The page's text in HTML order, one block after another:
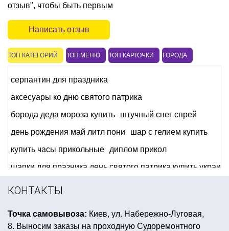
отзыв", чтобы быть первым
Написать отзыв
ТОП КАТЕГОРИЙ ТОП МЕНЮ ТОП КАРТОЧКИ ГОРОДА
серпантин для праздника
аксесуары ко дню святого патрика
борода деда мороза купить
штучный снег спрей
день рождения май литл пони
шар с гелием купить
купить часы прикольные
диплом прикол
шапки для празника день святого патрика купить
купить небесные фонарики на 8 марта
КОНТАКТЫ
Точка самовывоза: Киев, ул. Набережно-Луговая,
8. Выносим заказы на проходную Судоремонтного